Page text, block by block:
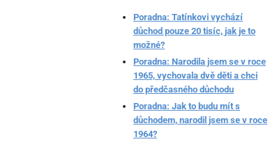
Poradna: Tatínkovi vychází
důchod pouze 20 tisíc, jak je to
možné?
Poradna: Narodila jsem se v roce
1965, vychovala dvě děti a chci
do předčasného důchodu
Poradna: Jak to budu mít s
důchodem, narodil jsem se v roce
1964?